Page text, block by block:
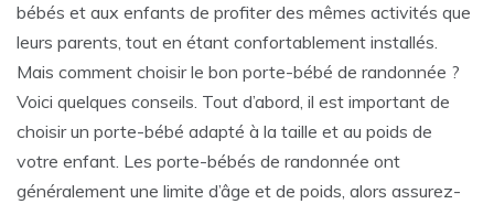
bébés et aux enfants de profiter des mêmes activités que
leurs parents, tout en étant confortablement installés.
Mais comment choisir le bon porte-bébé de randonnée ?
Voici quelques conseils. Tout d’abord, il est important de
choisir un porte-bébé adapté à la taille et au poids de
votre enfant. Les porte-bébés de randonnée ont
généralement une limite d’âge et de poids, alors assurez-